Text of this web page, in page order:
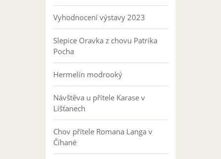
Vyhodnocení výstavy 2023
Slepice Oravka z chovu Patrika
Pocha
Hermelín modrooký
Návštěva u přítele Karase v
Líšťanech
Chov přítele Romana Langa v
Číhané